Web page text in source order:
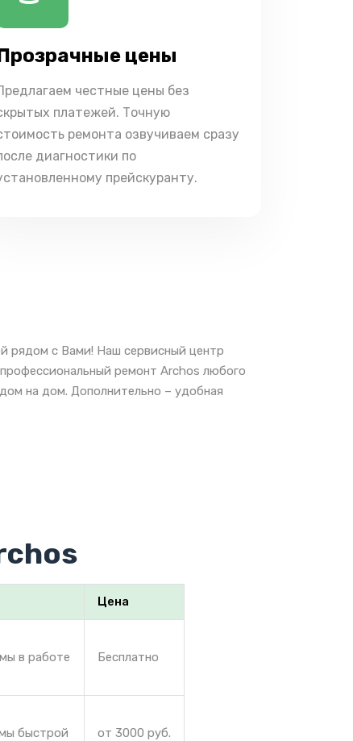
цены
честные цены без
платежей. Точную
ремонта озвучиваем сразу
диагностики по
прейскуранту.
рядом с Вами! Наш сервисный центр
ремонт Archos любого
на дом. Дополнительно – удобная
Цена
в работе
Бесплатно
быстрой
от 3000 руб.